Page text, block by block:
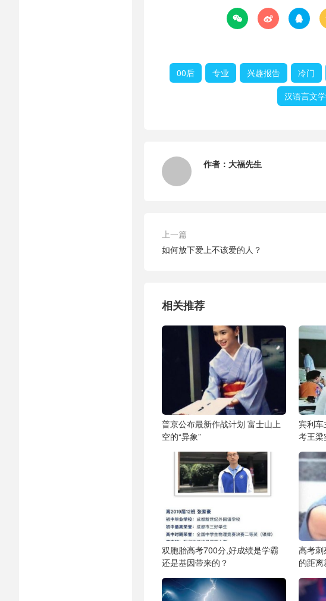
  
00后
专业 兴趣报告 冷门
汉语言文学
作者： 大福先生
上一篇
如何放下爱上不该爱的人？
相关推荐
普京公布最新作战计划 富士山上
空的“异象”
宾利车
考王
双胞胎高考700分,好成绩是学霸
还是基因带来的？
高考
的距